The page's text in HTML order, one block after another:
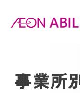
事業所